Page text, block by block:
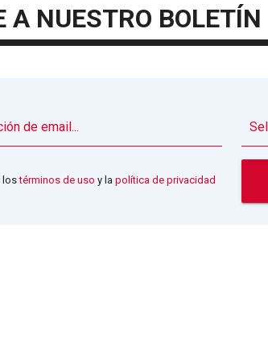
A NUESTRO BOLETÍN
lostérminos de uso y la política de privacidad